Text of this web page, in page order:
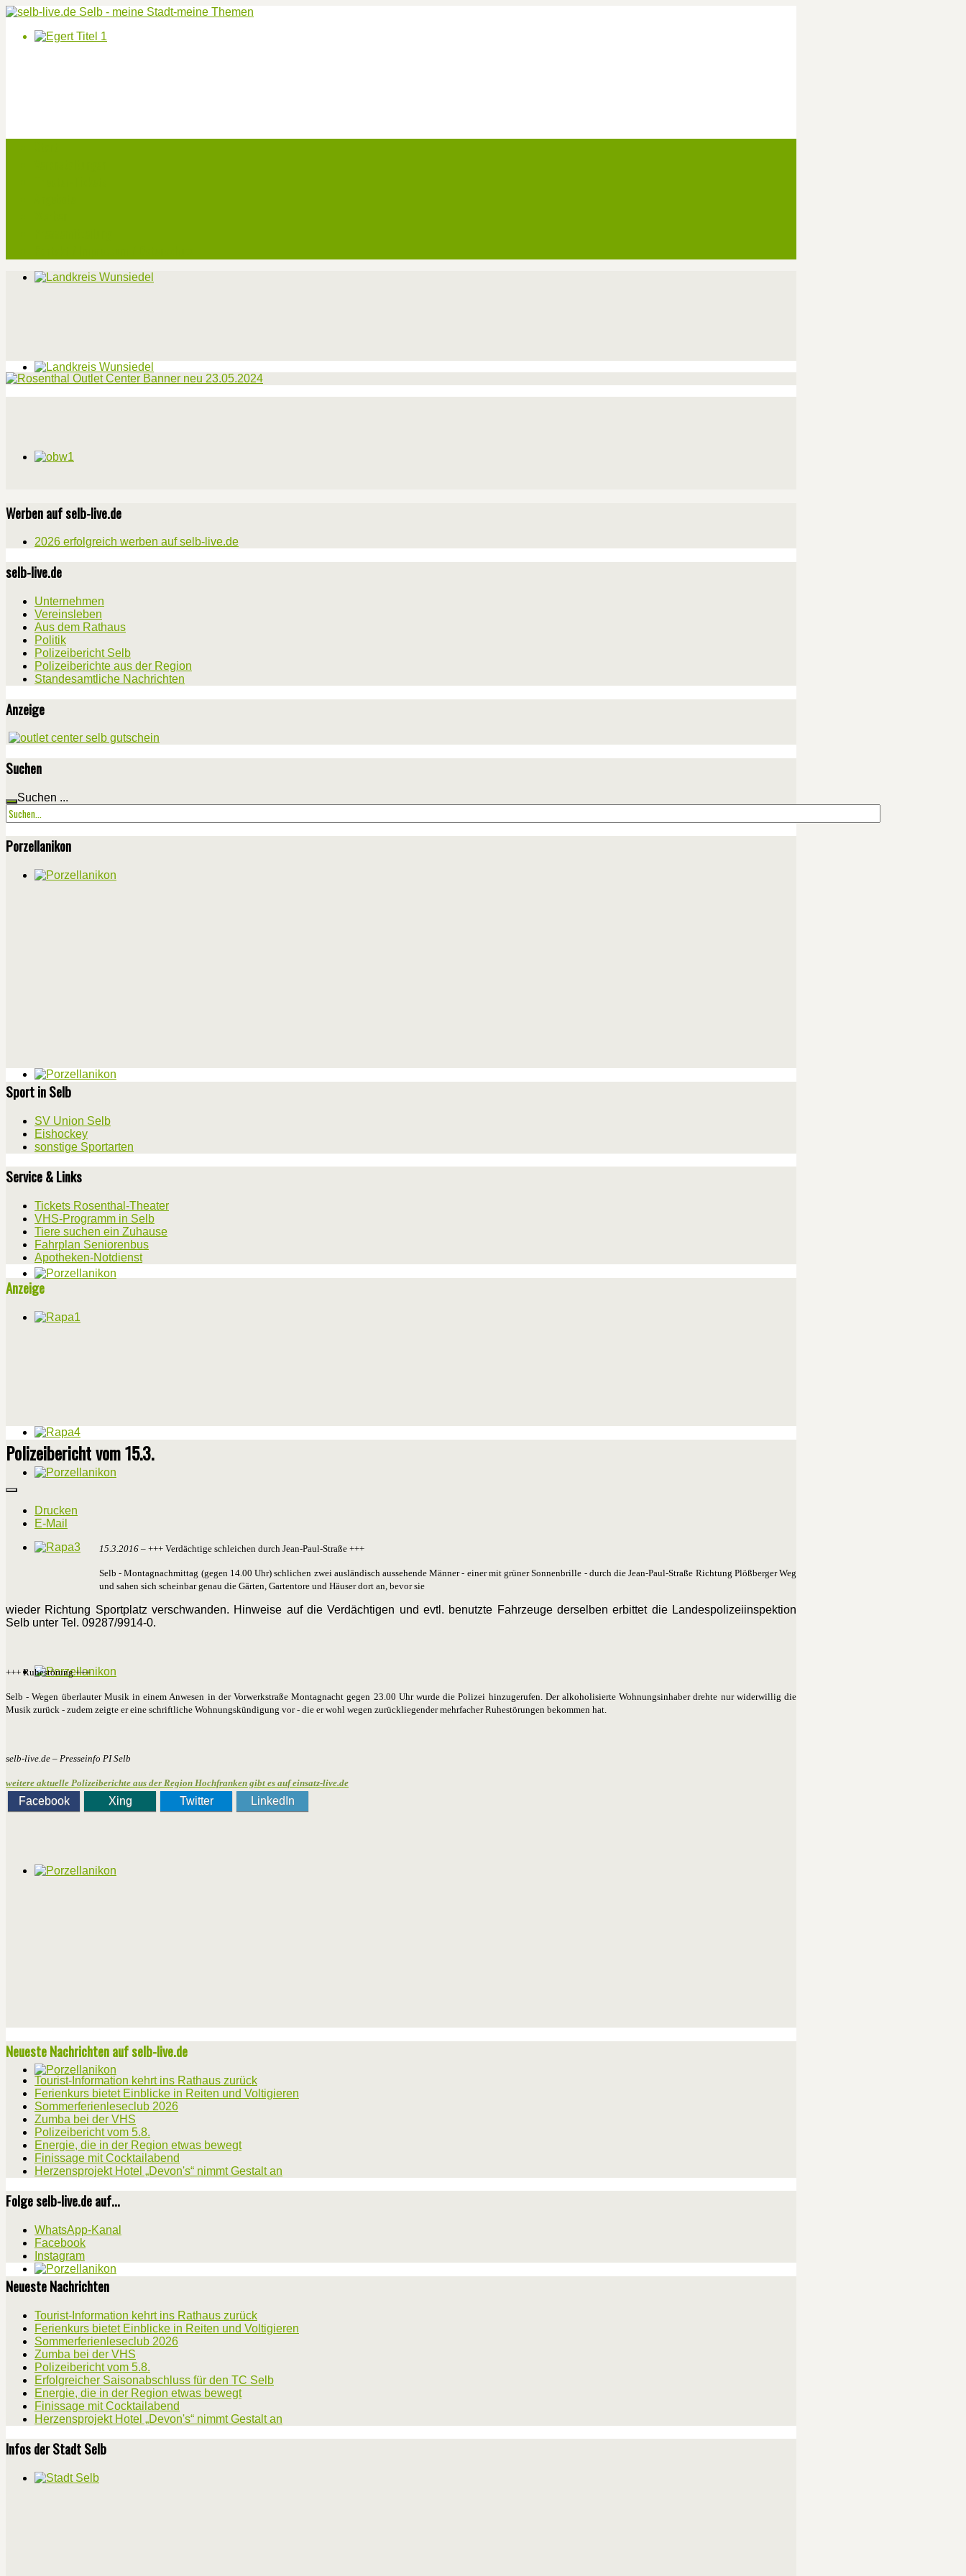
Werben auf selb-live.de
2026 erfolgreich werben auf selb-live.de
selb-live.de
Unternehmen
Vereinsleben
Aus dem Rathaus
Politik
Polizeibericht Selb
Polizeiberichte aus der Region
Standesamtliche Nachrichten
Anzeige
Suchen
Suchen ...
Porzellanikon
Sport in Selb
SV Union Selb
Eishockey
sonstige Sportarten
Service & Links
Tickets Rosenthal-Theater
VHS-Programm in Selb
Tiere suchen ein Zuhause
Fahrplan Seniorenbus
Apotheken-Notdienst
Anzeige
Polizeibericht vom 15.3.
Drucken
E-Mail
15.3.2016 – +++ Verdächtige schleichen durch Jean-Paul-Straße +++
Selb - Montagnachmittag (gegen 14.00 Uhr) schlichen zwei ausländisch aussehende Männer - einer mit grüner Sonnenbrille - durch die Jean-Paul-Straße Richtung Plößberger Weg
und sahen sich scheinbar genau die Gärten, Gartentore und Häuser dort an, bevor sie
wieder Richtung Sportplatz verschwanden. Hinweise auf die Verdächtigen und evtl. benutzte Fahrzeuge derselben erbittet die Landespolizeiinspektion
Selb unter Tel. 09287/9914-0.
+++ Ruhestörung +++
Selb - Wegen überlauter Musik in einem Anwesen in der Vorwerkstraße Montagnacht gegen 23.00 Uhr wurde die Polizei hinzugerufen. Der alkoholisierte Wohnungsinhaber drehte nur widerwillig die
Musik zurück - zudem zeigte er eine schriftliche Wohnungskündigung vor - die er wohl wegen zurückliegender mehrfacher Ruhestörungen bekommen hat.
selb-live.de – Presseinfo PI Selb
weitere aktuelle Polizeiberichte aus der Region Hochfranken gibt es auf einsatz-live.de
Facebook Xing Twitter LinkedIn
Neueste Nachrichten auf selb-live.de
Tourist-Information kehrt ins Rathaus zurück
Ferienkurs bietet Einblicke in Reiten und Voltigieren
Sommerferienleseclub 2026
Zumba bei der VHS
Polizeibericht vom 5.8.
Energie, die in der Region etwas bewegt
Finissage mit Cocktailabend
Herzensprojekt Hotel „Devon's“ nimmt Gestalt an
Folge selb-live.de auf...
WhatsApp-Kanal
Facebook
Instagram
Neueste Nachrichten
Tourist-Information kehrt ins Rathaus zurück
Ferienkurs bietet Einblicke in Reiten und Voltigieren
Sommerferienleseclub 2026
Zumba bei der VHS
Polizeibericht vom 5.8.
Erfolgreicher Saisonabschluss für den TC Selb
Energie, die in der Region etwas bewegt
Finissage mit Cocktailabend
Herzensprojekt Hotel „Devon's“ nimmt Gestalt an
Infos der Stadt Selb